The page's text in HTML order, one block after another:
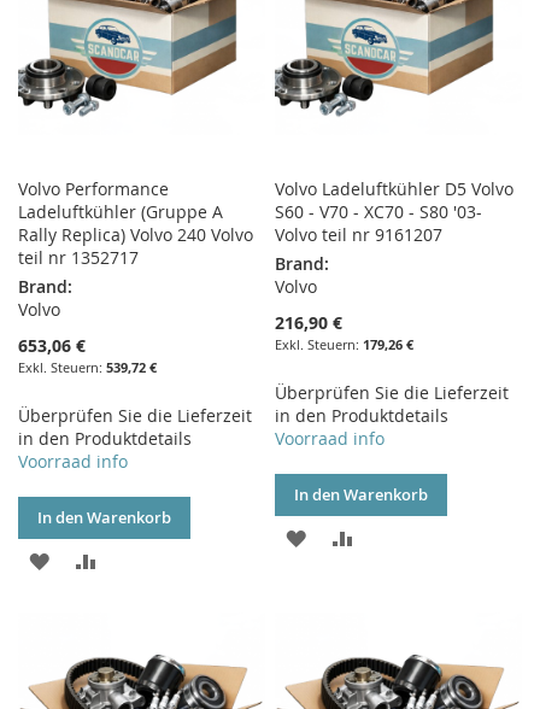
Volvo Performance
Ladeluftkühler (Gruppe A
Rally Replica) Volvo 240 Volvo
teil nr 1352717
Brand:
Volvo
653,06 €
539,72 €
Überprüfen Sie die Lieferzeit
in den Produktdetails
Voorraad info
In den Warenkorb
ZUR
Volvo Ladeluftkühler D5 Volvo
S60 - V70 - XC70 - S80 '03-
Volvo teil nr 9161207
Brand:
Volvo
216,90 €
179,26 €
Überprüfen Sie die Lieferzeit
in den Produktdetails
Voorraad info
In den Warenkorb
ZUR